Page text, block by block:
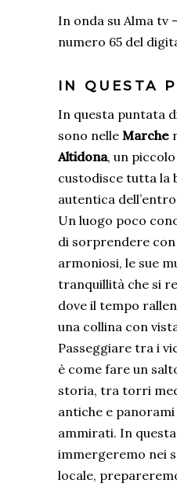
In onda su Alma tv
numero 65 del
IN QUESTA
In questa puntata
sono nelle Marche
Altidona, un
custodisce tutta la
autentica
Un luogo poco
di sorprendere con
armoniosi, le sue
tranquillità che si
dove il tempo
una collina con
Passeggiare tra i
è come fare un
storia, tra torri
antiche e panorami
ammirati. In
immergeremo nei
locale,